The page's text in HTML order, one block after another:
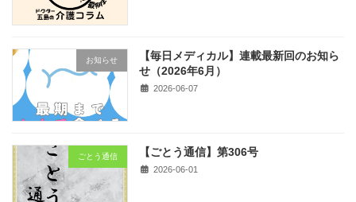
お知らせ
【毎日メディカル】連載最新回のお知ら
せ（2026年6月）
2026-06-07
ごとう通信 【ごとう通信】第306号
2026-06-01